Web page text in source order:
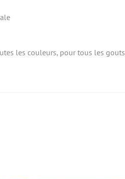
les couleurs, pour tous les